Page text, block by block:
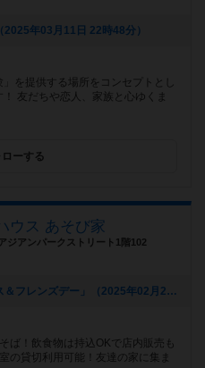
年03月11日 22時48分）
を提供する場所をコンセプトとし
友だちや恋人、家族と心ゆくま
ローする
ウス あそび家
ジアンパークストリート1階102
[NEW] 水曜日はずっと「レディース＆フレンズデー」（2025年02月28日 17時19分）
ば！飲食物は持込OKで店内販売も
の貸切利用可能！友達の家に集ま